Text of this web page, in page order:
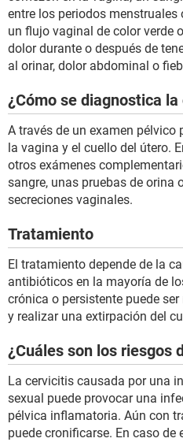
entre los periodos menstruales
un flujo vaginal de color verde
dolor durante o después de
al orinar, dolor abdominal o
¿Cómo se diagnostica
A través de un examen
la vagina y el cuello del útero.
otros exámenes
sangre, unas pruebas de orina
secreciones vaginales.
Tratamiento
El tratamiento depende de la
antibióticos en la mayoría de
crónica o persistente puede
y realizar una extirpación del
¿Cuáles son los riesgos
La cervicitis causada por una
sexual puede provocar una
pélvica inflamatoria. Aún con
puede cronificarse. En caso